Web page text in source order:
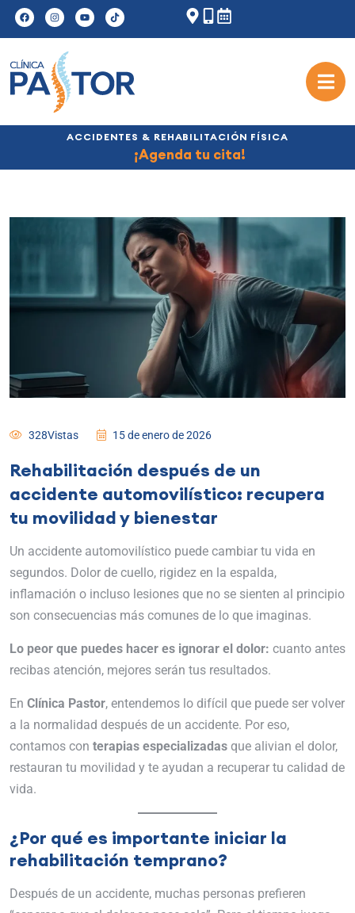
ACCIDENTES & REHABILITACIÓN FÍSICA
¡Agenda tu cita!
328Vistas 15 de enero de 2026
Rehabilitación después de un
accidente automovilístico: recupera
tu movilidad y bienestar
Un accidente automovilístico puede cambiar tu vida en
segundos. Dolor de cuello, rigidez en la espalda,
inflamación o incluso lesiones que no se sienten al principio
son consecuencias más comunes de lo que imaginas.
Lo peor que puedes hacer es ignorar el dolor: cuanto antes
recibas atención, mejores serán tus resultados.
En Clínica Pastor, entendemos lo difícil que puede ser volver
a la normalidad después de un accidente. Por eso,
contamos con terapias especializadas que alivian el dolor,
restauran tu movilidad y te ayudan a recuperar tu calidad de
vida.
¿Por qué es importante iniciar la
rehabilitación temprano?
Después de un accidente, muchas personas prefieren